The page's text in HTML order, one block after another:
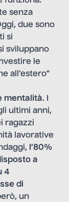
senza
due sono
si
sviluppano
le
all’estero”
mentalità. I
ultimi anni,
ragazzi
lavorative
l’80%
a
4
di
un